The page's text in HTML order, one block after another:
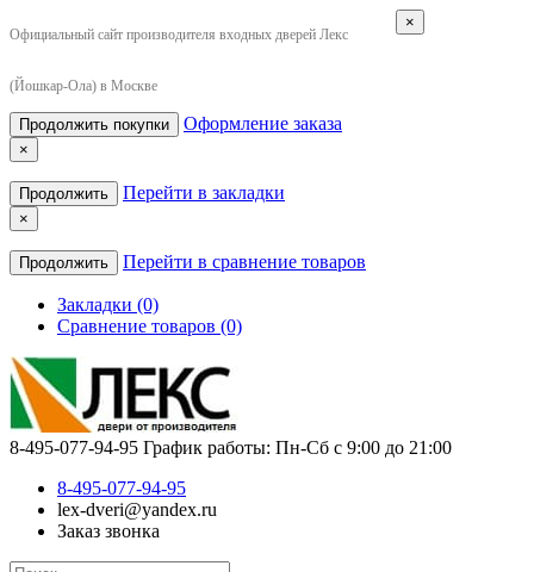
Официальный сайт производителя входных дверей Лекс
(Йошкар-Ола) в Москве
×
Продолжить покупки Оформление заказа
×
Продолжить Перейти в закладки
×
Продолжить Перейти в сравнение товаров
Закладки (0)
Сравнение товаров (0)
8-495-077-94-95 График работы: Пн-Сб с 9:00 до 21:00
8-495-077-94-95
lex-dveri@yandex.ru
Заказ звонка